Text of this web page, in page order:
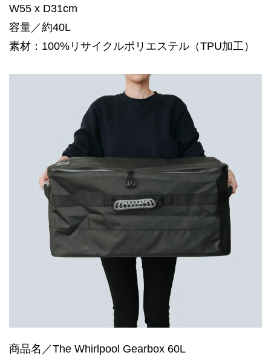
W55 x D31cm
容量／約40L
素材：100%リサイクルポリエステル（TPU加工）
商品名／The Whirlpool Gearbox 60L